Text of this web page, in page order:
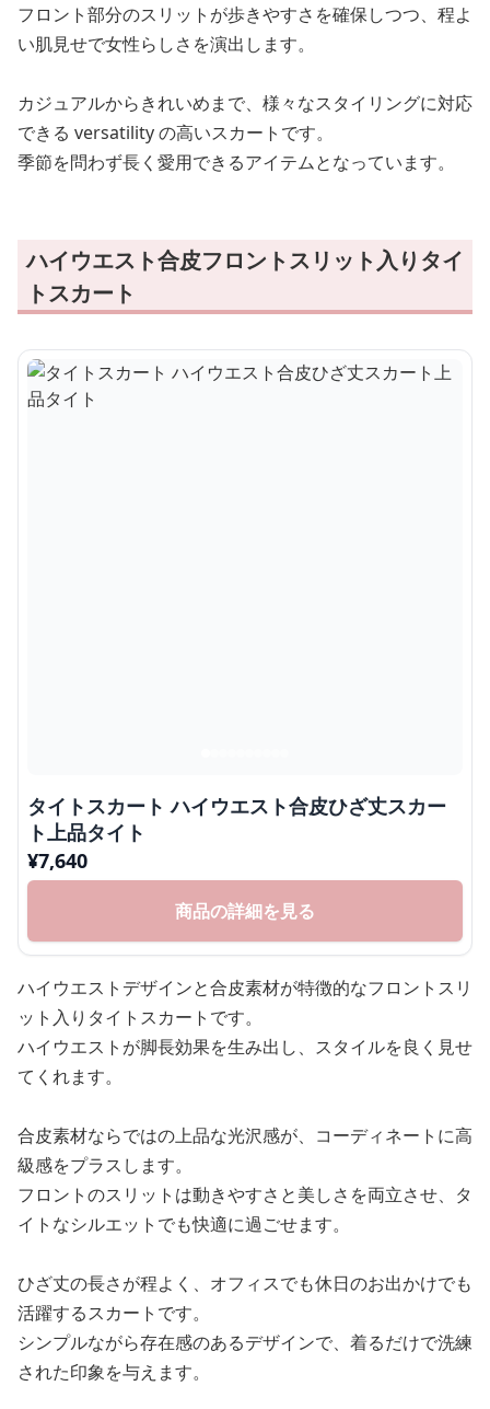
フロント部分のスリットが歩きやすさを確保しつつ、程よ
い肌見せで女性らしさを演出します。
カジュアルからきれいめまで、様々なスタイリングに対応
できる versatility の高いスカートです。
季節を問わず長く愛用できるアイテムとなっています。
ハイウエスト合皮フロントスリット入りタイ
トスカート
タイトスカート ハイウエスト合皮ひざ丈スカー
ト上品タイト
¥7,640
商品の詳細を見る
ハイウエストデザインと合皮素材が特徴的なフロントスリ
ット入りタイトスカートです。
ハイウエストが脚長効果を生み出し、スタイルを良く見せ
てくれます。
合皮素材ならではの上品な光沢感が、コーディネートに高
級感をプラスします。
フロントのスリットは動きやすさと美しさを両立させ、タ
イトなシルエットでも快適に過ごせます。
ひざ丈の長さが程よく、オフィスでも休日のお出かけでも
活躍するスカートです。
シンプルながら存在感のあるデザインで、着るだけで洗練
された印象を与えます。